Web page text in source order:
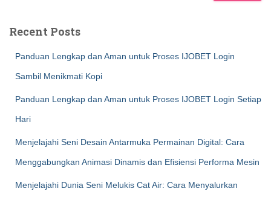
Recent Posts
Panduan Lengkap dan Aman untuk Proses IJOBET Login
Sambil Menikmati Kopi
Panduan Lengkap dan Aman untuk Proses IJOBET Login Setiap
Hari
Menjelajahi Seni Desain Antarmuka Permainan Digital: Cara
Menggabungkan Animasi Dinamis dan Efisiensi Performa Mesin
Menjelajahi Dunia Seni Melukis Cat Air: Cara Menyalurkan